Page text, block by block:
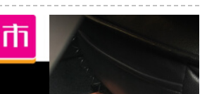
ムの辺の車の低音の
溶断器ヒューズ60 A